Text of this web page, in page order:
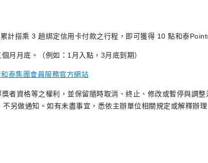
搭乘 3 趟綁定信用卡付款之行程，即可獲得 10 點和泰
月月底。（例如：1月入點，3月底到期）
泰集團會員服務官方網站
者資格等之權利，並保留隨時取消、終止、修改或暫停與調
另做通知。如有未盡事宜，悉依主辦單位相關規定或解釋辦